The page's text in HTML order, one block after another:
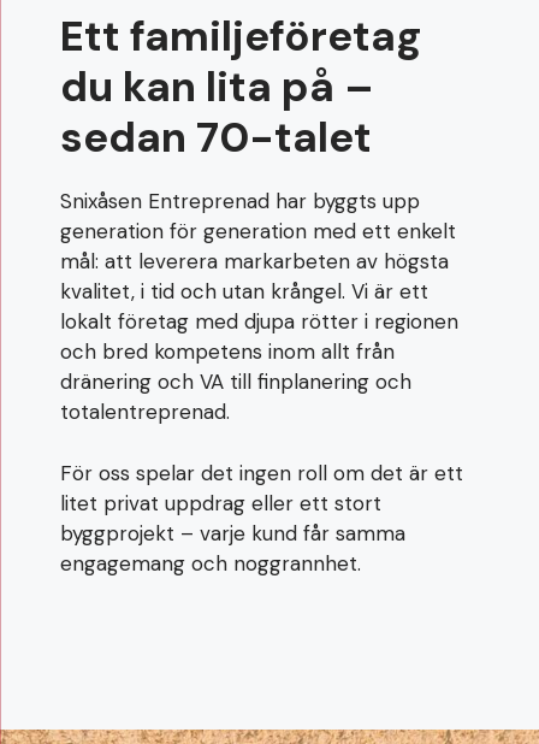
Ett familjeföretag
du kan lita på –
sedan 70-talet
Snixåsen Entreprenad har byggts upp
generation för generation med ett enkelt
mål: att leverera markarbeten av högsta
kvalitet, i tid och utan krångel. Vi är ett
lokalt företag med djupa rötter i regionen
och bred kompetens inom allt från
dränering och VA till finplanering och
totalentreprenad.
För oss spelar det ingen roll om det är ett
litet privat uppdrag eller ett stort
byggprojekt – varje kund får samma
engagemang och noggrannhet.